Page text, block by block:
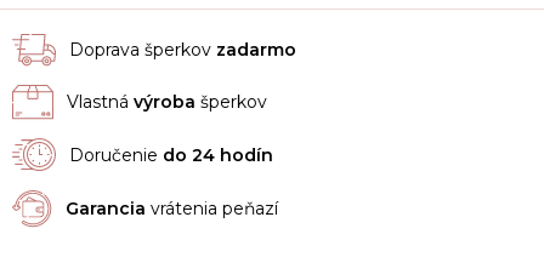
Doprava šperkov zadarmo
Vlastná výroba šperkov
Doručenie do 24 hodín
Garancia vrátenia peňazí